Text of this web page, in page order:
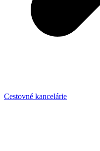
Cestovné kancelárie